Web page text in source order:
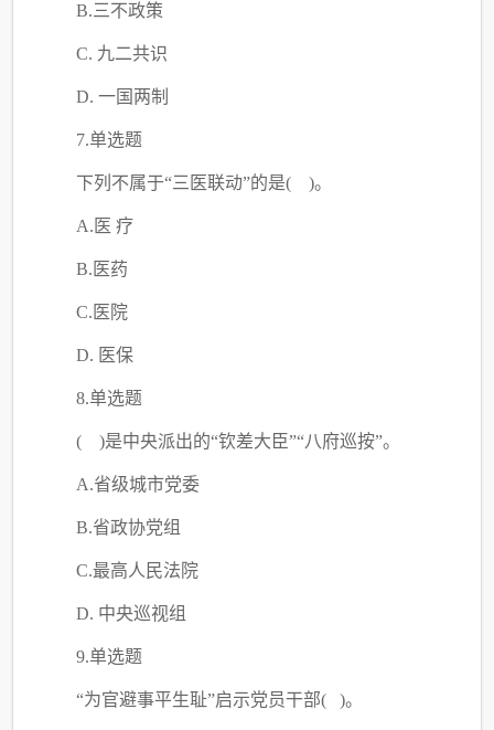
B.三不政策
C. 九二共识
D. 一国两制
7.单选题
下列不属于“三医联动”的是( )。
A.医 疗
B.医药
C.医院
D. 医保
8.单选题
( )是中央派出的“钦差大臣”“八府巡按”。
A.省级城市党委
B.省政协党组
C.最高人民法院
D. 中央巡视组
9.单选题
“为官避事平生耻”启示党员干部( )。